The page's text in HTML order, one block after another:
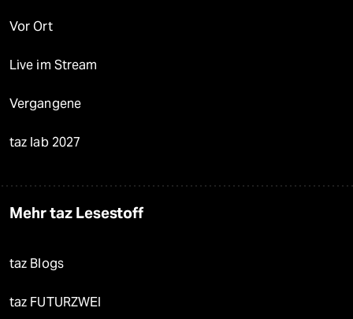
Vor Ort
Live im Stream
Vergangene
taz lab 2027
Mehr taz Lesestoff
taz Blogs
taz FUTURZWEI